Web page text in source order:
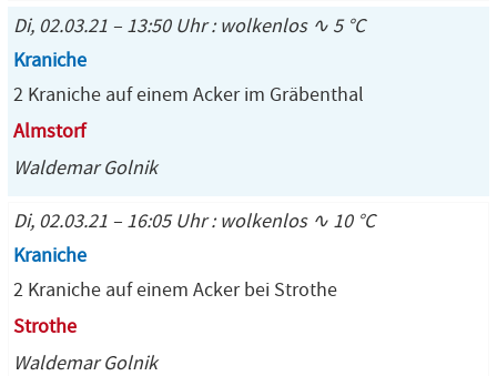
Di, 02.03.21 – 13:50 Uhr : wolkenlos ∿ 5 °C
Kraniche
2 Kraniche auf einem Acker im Gräbenthal
Almstorf
Waldemar Golnik
Di, 02.03.21 – 16:05 Uhr : wolkenlos ∿ 10 °C
Kraniche
2 Kraniche auf einem Acker bei Strothe
Strothe
Waldemar Golnik